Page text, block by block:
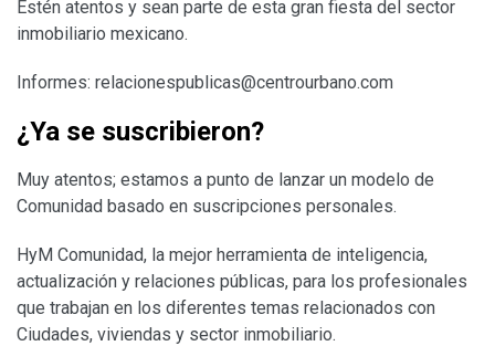
Estén atentos y sean parte de esta gran fiesta del sector
inmobiliario mexicano.
Informes: relacionespublicas@centrourbano.com
¿Ya se suscribieron?
Muy atentos; estamos a punto de lanzar un modelo de
Comunidad basado en suscripciones personales.
HyM Comunidad, la mejor herramienta de inteligencia,
actualización y relaciones públicas, para los profesionales
que trabajan en los diferentes temas relacionados con
Ciudades, viviendas y sector inmobiliario.